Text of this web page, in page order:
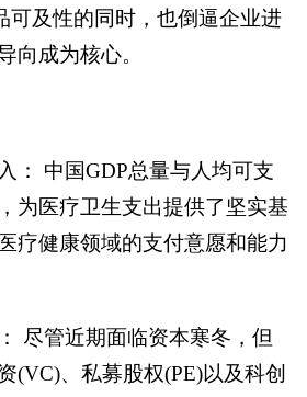
可及性的同时，也倒逼企业进
向成为核心。
： 中国GDP总量与人均可支
为医疗卫生支出提供了坚实基
疗健康领域的支付意愿和能力
尽管近期面临资本寒冬，但
(VC)、私募股权(PE)以及科创